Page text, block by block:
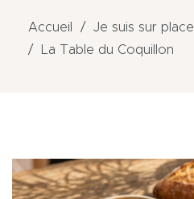
Accueil Je suis sur place
La Table du Coquillon